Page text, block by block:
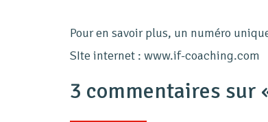
Pour en savoir plus, un numéro
SIte internet : www.if-coaching.com
3 commentaires sur